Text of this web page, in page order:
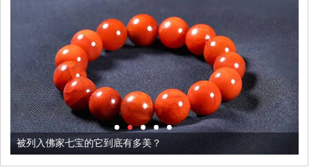
被列入佛家七宝的它到底有多美？